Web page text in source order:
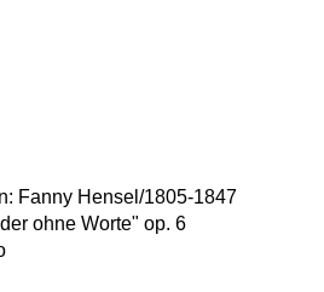
Fanny Hensel/1805-1847
ohne Worte" op. 6